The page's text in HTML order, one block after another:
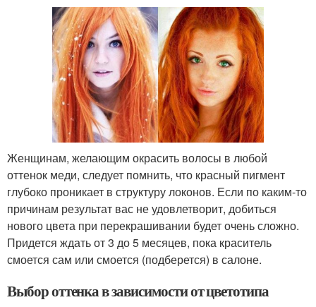
Женщинам, желающим окрасить волосы в любой
оттенок меди, следует помнить, что красный пигмент
глубоко проникает в структуру локонов. Если по каким-то
причинам результат вас не удовлетворит, добиться
нового цвета при перекрашивании будет очень сложно.
Придется ждать от 3 до 5 месяцев, пока краситель
смоется сам или смоется (подберется) в салоне.
Выбор оттенка в зависимости от цветотипа